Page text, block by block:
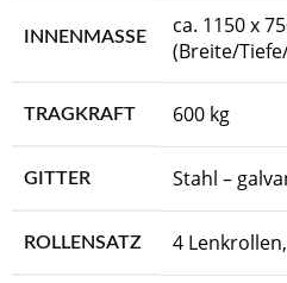
INNENMASSE
ca. 1150 x
(Breite/
TRAGKRAFT 600 kg
GITTER Stahl –
ROLLENSATZ 4